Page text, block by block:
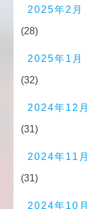
2025年2月
(28)
2025年1月
(32)
2024年12月
(31)
2024年11月
(31)
2024年10月